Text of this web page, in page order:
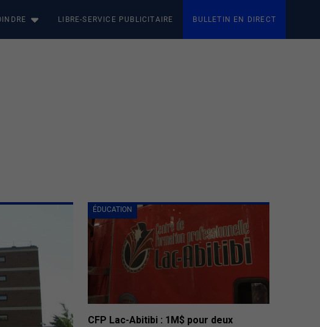
LIBRE-SERVICE PUBLICITAIRE BULLETIN EN DIRECT
ÉDUCATION
CFP Lac-Abitibi : 1M$ pour deux